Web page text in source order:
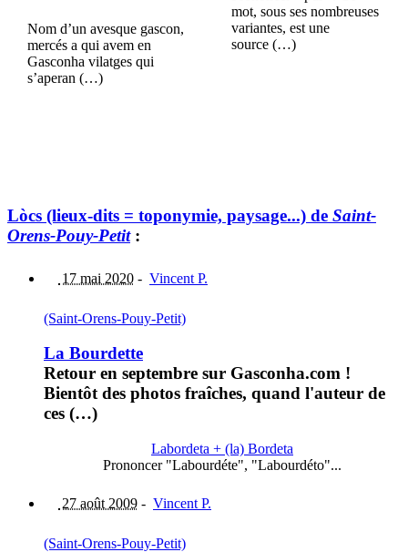
Nom d’un avesque gascon,
mercés a qui avem en
Gasconha vilatges qui
s’aperan (…)
mot, sous ses nombreuses
variantes, est une
source (…)
Lòcs (lieux-dits = toponymie, paysage...) de Saint-
Orens-Pouy-Petit:
17 mai 2020 - Vincent P.
(Saint-Orens-Pouy-Petit)
La Bourdette
Retour en septembre sur Gasconha.com !
Bientôt des photos fraîches, quand l'auteur de
ces (…)
Labordeta + (la) Bordeta
Prononcer "Labourdéte", "Labourdéto"...
27 août 2009 - Vincent P.
(Saint-Orens-Pouy-Petit)